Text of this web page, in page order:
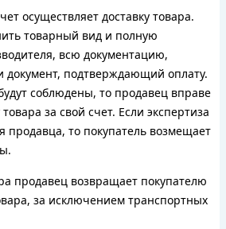
осуществляет доставку товара.
товарный вид и полную
всю документацию,
документ, подтверждающий оплату.
соблюдены, то продавец вправе
за свой счет. Если экспертиза
продавца, то покупатель возмещает
продавец возвращает покупателю
за исключением транспортных